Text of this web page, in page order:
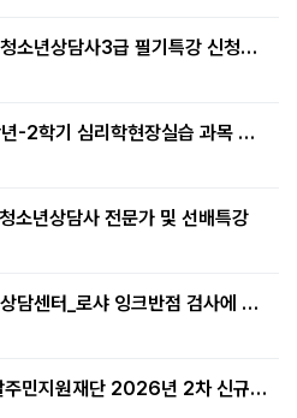
년상담사3급 필기특강 신청안내
심리학현장실습 과목 수강신청 안내
년상담사 전문가 및 선배특강
샤 잉크반점 검사에 대한 온라인 교육 안내
단 2026년 2차 신규채용 채용공고(상담직)